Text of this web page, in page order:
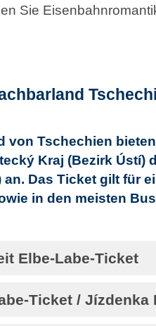
Sie
von Tschechien
Kraj (Bezirk Ústí)
Das Ticket gilt für
in den meisten
Elbe-Labe-Ticket
Ticket / Jízdenka